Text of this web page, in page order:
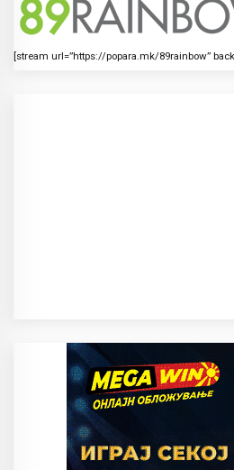
[stream url=”https://popara.mk/89rainbow”